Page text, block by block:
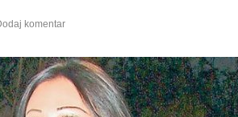
komentar